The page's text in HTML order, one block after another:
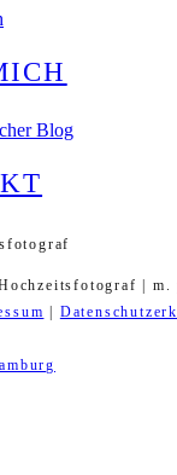
Blog
| m.